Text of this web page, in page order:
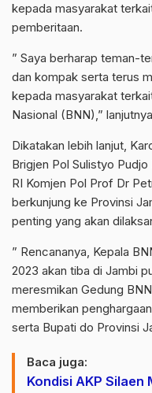
kepada masyarakat
pemberitaan.
” Saya berharap teman-
dan kompak serta terus
kepada masyarakat
Nasional (BNN),”
Dikatakan lebih lanjut,
Brigjen Pol Sulistyo
RI Komjen Pol Prof Dr
berkunjung ke Provinsi
penting yang akan
” Rencananya, Kepala
2023 akan tiba di Jambi
meresmikan Gedung
memberikan
serta Bupati do Provinsi
Baca juga:
Kondisi AKP Silaen